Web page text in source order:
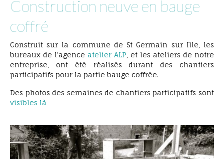
Construction neuve en bauge
coffré
Construit sur la commune de St Germain sur Ille, les
bureaux de l’agence atelier ALP , et les ateliers de notre
entreprise, ont été réalisés durant des chantiers
participatifs pour la partie bauge coffrée.
Des photos des semaines de chantiers participatifs sont
visibles là
chantier participatif 1 st germain sur ille 7